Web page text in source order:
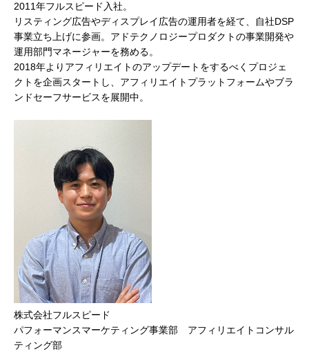
2011年フルスピード入社。
リスティング広告やディスプレイ広告の運用者を経て、自社DSP
事業立ち上げに参画。アドテクノロジープロダクトの事業開発や
運用部門マネージャーを務める。
2018年よりアフィリエイトのアップデートをするべくプロジェ
クトを企画スタートし、アフィリエイトプラットフォームやブラ
ンドセーフサービスを展開中。
株式会社フルスピード
パフォーマンスマーケティング事業部 アフィリエイトコンサル
ティング部